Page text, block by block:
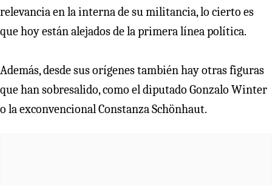
relevancia en la interna de su militancia, lo cierto es
que hoy están alejados de la primera línea política.
Además, desde sus orígenes también hay otras figuras
que han sobresalido, como el diputado Gonzalo Winter
o la exconvencional Constanza Schönhaut.